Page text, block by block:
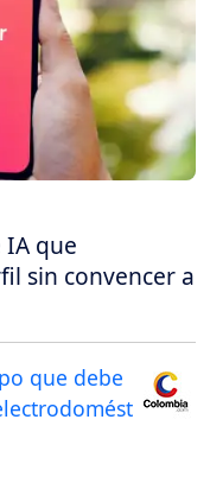
que
sin convencer a